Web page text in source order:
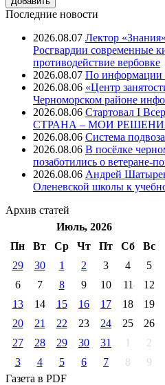
Последние новости
2026.08.07 Лектор
Росгвардии современные
противодействие вербовке
2026.08.07 ⁠По
2026.08.06 «Центр
Черноморском районе
2026.08.06 Стартовал I
СТРАНА – МОИ РЕШЕНИЯ»
2026.08.06 Система
2026.08.06 В посёлке
позаботились о ветеране-
2026.08.06 Андрей
Оленевской школы к
Архив статей
Июль, 2026
Пн
Вт Ср Чт Пт Cб
Вс
29
30 1 2 3 4
5
6
7 8 9 10 11
12
13
14 15 16 17 18
19
20
21 22 23 24 25
26
27
28 29 30 31 1
2
3
4 5 6 7 8
9
Газета в PDF